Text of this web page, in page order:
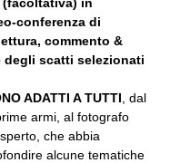
conferenza di
commento &
scatti selezionati
ADATTI A TUTTI , dal
armi, al fotografo
che abbia
alcune tematiche